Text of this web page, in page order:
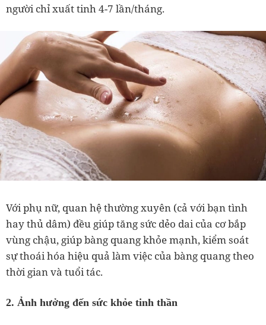
người chỉ xuất tinh 4-7 lần/tháng.
Với phụ nữ, quan hệ thường xuyên (cả với bạn tình
hay thủ dâm) đều giúp tăng sức dẻo dai của cơ bắp
vùng chậu, giúp bàng quang khỏe mạnh, kiểm soát
sự thoái hóa hiệu quả làm việc của bàng quang theo
thời gian và tuổi tác.
2. Ảnh hưởng đến sức khỏe tinh thần